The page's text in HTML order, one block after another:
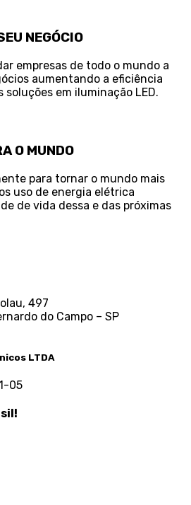
NEGÓCIO
empresas de todo o mundo a
aumentando a eficiência
em iluminação LED.
O MUNDO
para tornar o mundo mais
uso de energia elétrica
de vida dessa e das próximas
497
do Campo – SP
LTDA
05